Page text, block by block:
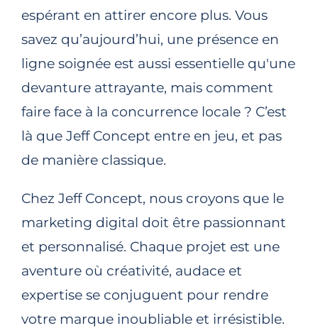
espérant en attirer encore plus. Vous
savez qu’aujourd’hui, une présence en
ligne soignée est aussi essentielle qu'une
devanture attrayante, mais comment
faire face à la concurrence locale ? C’est
là que Jeff Concept entre en jeu, et pas
de manière classique.
Chez Jeff Concept, nous croyons que le
marketing digital doit être passionnant
et personnalisé. Chaque projet est une
aventure où créativité, audace et
expertise se conjuguent pour rendre
votre marque inoubliable et irrésistible.